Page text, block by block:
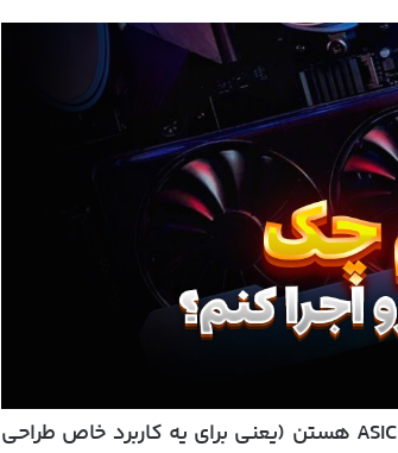
طبق همین گزارش، در حالی که چیپ‌های فعلی هواوی از نوع ASIC هستن (یعنی برای یه کاربرد خاص طراحی